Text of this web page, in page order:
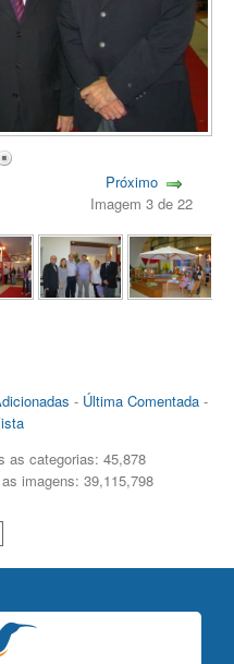
Próximo
Imagem 3 de 22
- Última Comentada-
as categorias: 45,878
imagens: 39,115,798